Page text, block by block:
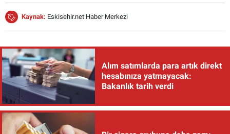
Kaynak: Eskisehir.net Haber Merkezi
Alım satımlarda para artık direkt
hesabınıza yatmayacak:
Bakanlık tarih verdi